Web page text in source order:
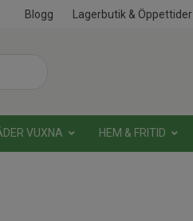
Blogg Lagerbutik & Öppettider
VUXNA HEM & FRITID